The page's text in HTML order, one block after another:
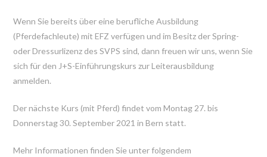
Wenn Sie bereits über eine berufliche Ausbildung
(Pferdefachleute) mit EFZ verfügen und im Besitz der Spring-
oder Dressurlizenz des SVPS sind, dann freuen wir uns, wenn Sie
sich für den J+S-Einführungskurs zur Leiterausbildung
anmelden.
Der nächste Kurs (mit Pferd) findet vom Montag 27. bis
Donnerstag 30. September 2021 in Bern statt.
Mehr Informationen finden Sie unter folgendem